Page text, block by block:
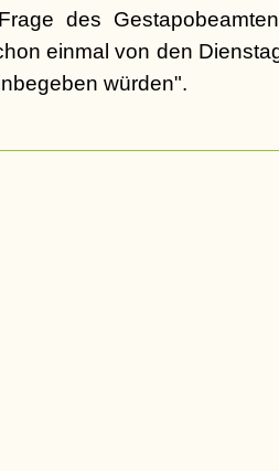
des
einmal von den
würden".